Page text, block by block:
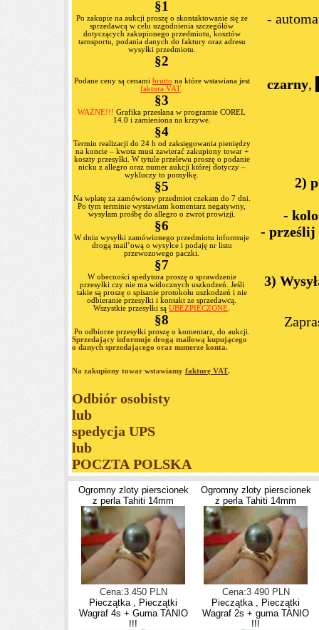
§1
Po zakupie na aukcji proszę o skontaktowanie się ze
sprzedawcą w celu uzgodnienia szczegółów
dotyczących zakupionego przedmiotu, kosztów
tarnsportu, podania danych do faktury oraz adresu
wysyłki przedmiotu.
§2
Podane ceny są cenami brutto na które wstawiana jest
faktura VAT
§3
WAŻNE!!! Grafika przesłana w programie COREL
14.0 i zamieniona na krzywe.
§4
Termin realizacji do 24 h od zaksięgowania pieniędzy
na koncie – kwota musi zawierać zakupiony towar +
koszty przesyłki. W tytule przelewu proszę o podanie
nicku z allegro oraz numer aukcji której dotyczy –
wykluczy to pomyłkę.
§5
Na wpłatę za zamówiony przedmiot czekam do 7 dni.
Po tym terminie wystawiam komentarz negatywny,
wysyłam prośbę do allegro o zwrot prowizji.
§6
W dniu wysyłki zamówionego przedmiotu informuje
drogą mail’ową o wysyłce i podaję nr listu
przewozowego paczki.
§7
W obecności spedytora proszę o sprawdzenie
przesyłki czy nie ma widocznych uszkodzeń. Jeśli
takie są proszę o spisanie protokołu uszkodzeń i nie
odbieranie przesyłki i kontakt ze sprzedawcą.
Wszystkie przesyłki są UBEZPIECZONE
§8
Po odbiorze przesyłki proszę o komentarz, do aukcji.
Sprzedający informuje drogą mailową kupującego
o danych sprzedającego oraz numerze konta.
Na zakupiony towar wstawiamy fakturę VAT.
Odbiór osobisty
lub
spedycja UPS
lub
POCZTA POLSKA
-
czarny,
2)
-
- prześlij
3)
Ogromny zloty pierscionek
z perla Tahiti 14mm
Cena:3 450 PLN
Ogromny zloty pierscionek
z perla Tahiti 14mm
Cena:3 490 PLN
Pieczątka , Pieczątki
Wagraf 4s + Guma TANIO
!!!
Pieczątka , Pieczątki
Wagraf 2s + guma TANIO
!!!